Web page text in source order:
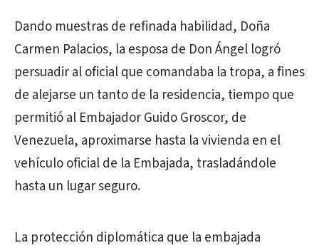
Dando muestras de refinada habilidad, Doña
Carmen Palacios, la esposa de Don Ángel logró
persuadir al oficial que comandaba la tropa, a fines
de alejarse un tanto de la residencia, tiempo que
permitió al Embajador Guido Groscor, de
Venezuela, aproximarse hasta la vivienda en el
vehículo oficial de la Embajada, trasladándole
hasta un lugar seguro.
La protección diplomática que la embajada